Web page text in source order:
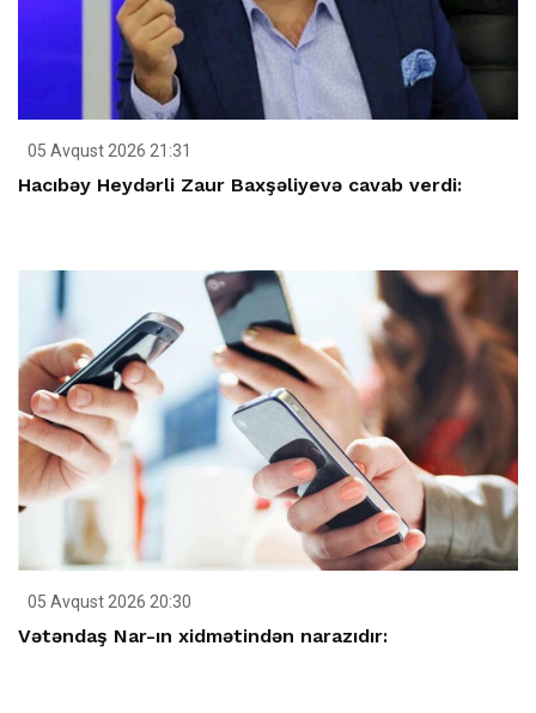
05 Avqust 2026 21:31
Hacıbəy Heydərli Zaur Baxşəliyevə cavab verdi:
05 Avqust 2026 20:30
Vətəndaş Nar-ın xidmətindən narazıdır: